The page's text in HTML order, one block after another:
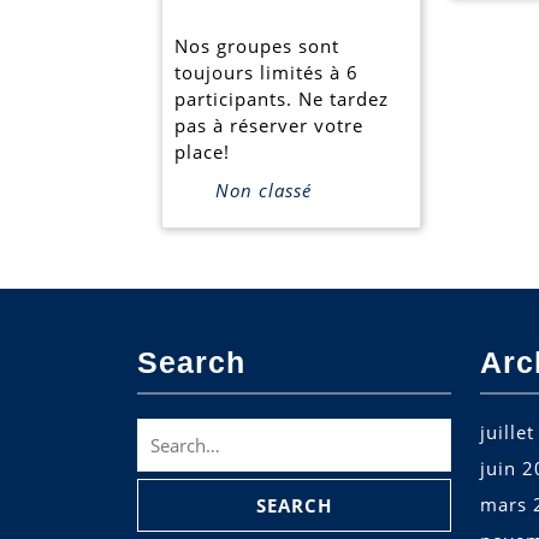
est
établi
Nos groupes sont
toujours limités à 6
participants. Ne tardez
pas à réserver votre
place!
Non classé
Search
for:
juillet
juin
mars